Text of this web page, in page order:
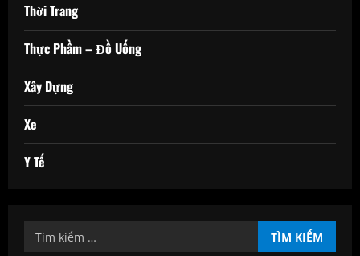
Thời Trang
Thực Phầm – Đồ Uống
Xây Dựng
Xe
Y Tế
Tìm
kiếm